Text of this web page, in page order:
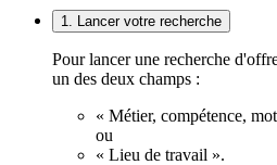
1. Lancer votre recherche
Pour lancer une recherche
un des deux champs :
« Métier, compétence,
ou
« Lieu de travail ».